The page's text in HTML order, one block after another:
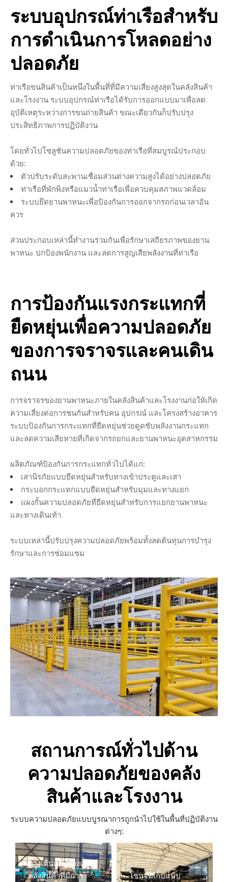
ระบบอุปกรณ์ท่าเรือสำหรับ
การดำเนินการโหลดอย่าง
ปลอดภัย
ท่าเรือขนสินค้าเป็นหนึ่งในพื้นที่ที่มีความเสี่ยงสูงสุดในคลังสินค้า
และโรงงาน ระบบอุปกรณ์ท่าเรือได้รับการออกแบบมาเพื่อลด
อุบัติเหตุระหว่างการขนถ่ายสินค้า ขณะเดียวกันก็ปรับปรุง
ประสิทธิภาพการปฏิบัติงาน
โดยทั่วไปโซลูชันความปลอดภัยของท่าเรือที่สมบูรณ์ประกอบ
ด้วย:
ตัวปรับระดับสะพานเชื่อมส่วนต่างความสูงได้อย่างปลอดภัย
ท่าเรือที่พักพิงหรือแมวน้ำท่าเรือเพื่อควบคุมสภาพแวดล้อม
ระบบยึดยานพาหนะเพื่อป้องกันการออกจากรถก่อนเวลาอัน
ควร
ส่วนประกอบเหล่านี้ทำงานร่วมกันเพื่อรักษาเสถียรภาพของยาน
พาหนะ ปกป้องพนักงาน และลดการสูญเสียพลังงานที่ท่าเรือ
การป้องกันแรงกระแทกที่
ยืดหยุ่นเพื่อความปลอดภัย
ของการจราจรและคนเดิน
ถนน
การจราจรของยานพาหนะภายในคลังสินค้าและโรงงานก่อให้เกิด
ความเสี่ยงต่อการชนกันสำหรับคน อุปกรณ์ และโครงสร้างอาคาร
ระบบป้องกันการกระแทกที่ยืดหยุ่นช่วยดูดซับพลังงานกระแทก
และลดความเสียหายที่เกิดจากรถยกและยานพาหนะอุตสาหกรรม
ผลิตภัณฑ์ป้องกันการกระแทกทั่วไปได้แก่:
เสานิรภัยแบบยืดหยุ่นสำหรับทางเข้าประตูและเสา
กระบอกกระแทกแบบยืดหยุ่นสำหรับมุมและทางแยก
แผงกั้นความปลอดภัยที่ยืดหยุ่นสำหรับการแยกยานพาหนะ
และทางเดินเท้า
ระบบเหล่านี้ปรับปรุงความปลอดภัยพร้อมทั้งลดต้นทุนการบำรุง
รักษาและการซ่อมแซม
สถานการณ์ทั่วไปด้าน
ความปลอดภัยของคลัง
สินค้าและโรงงาน
ระบบความปลอดภัยแบบบูรณาการถูกนำไปใช้ในพื้นที่ปฏิบัติงาน
ต่างๆ:
ทางเดินและทางแยก
คลังสินค้าที่มีการ
โซนจัดเก็บแบบ